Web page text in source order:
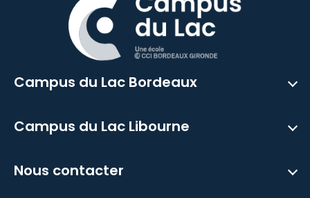
Campus du Lac Bordeaux
Campus du Lac Libourne
Nous contacter